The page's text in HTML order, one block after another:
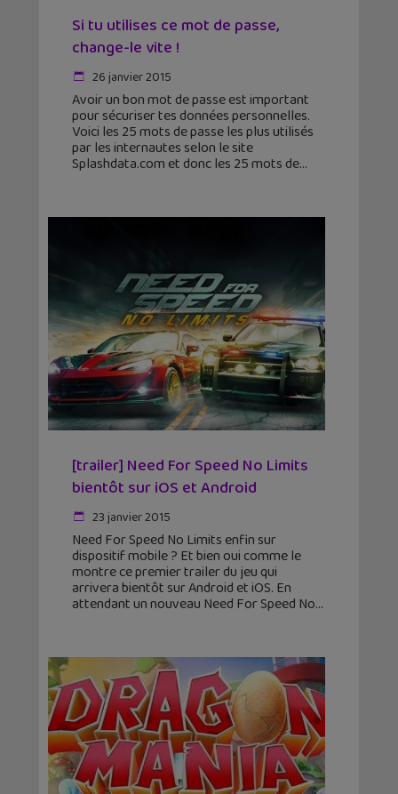
Si tu utilises ce mot de passe,
change-le vite !
26 janvier 2015
Avoir un bon mot de passe est important
pour sécuriser tes données personnelles.
Voici les 25 mots de passe les plus utilisés
par les internautes selon le site
Splashdata.com et donc les 25 mots de
[trailer] Need For Speed No Limits
bientôt sur iOS et Android
23 janvier 2015
Need For Speed No Limits enfin sur
dispositif mobile ? Et bien oui comme le
montre ce premier trailer du jeu qui
arrivera bientôt sur Android et iOS. En
attendant un nouveau Need For Speed No